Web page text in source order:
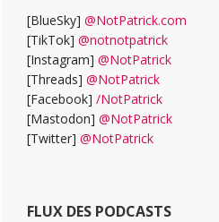
[BlueSky] @NotPatrick.com
[TikTok] @notnotpatrick
[Instagram] @NotPatrick
[Threads] @NotPatrick
[Facebook] /NotPatrick
[Mastodon] @NotPatrick
[Twitter] @NotPatrick
FLUX DES PODCASTS